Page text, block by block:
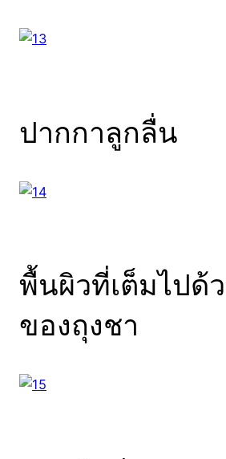
ปากกาลูกลื่น
พื้นผิวที่เต็มไปด้
ของถุงชา